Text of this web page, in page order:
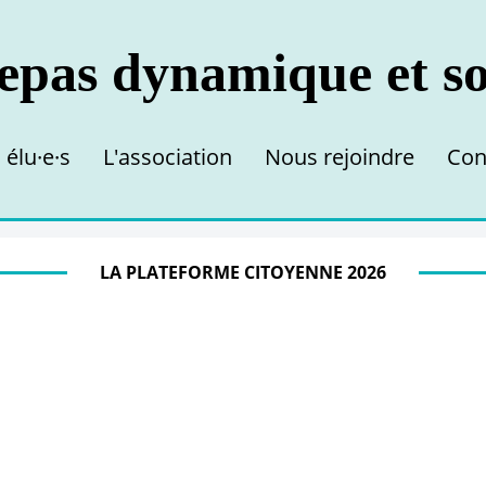
L'association Nous rejoindre
LA PLATEFORME CITOYENNE 2026